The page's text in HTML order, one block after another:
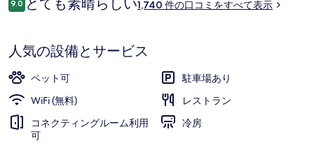
ー
は
す
コ
9.010段階中9.0
とても素晴らしい1,740 件の口コミをすべて表示
人気の設備とサービス
ペット可
駐車場あり
WiFi (無料)
レストラン
コネクティングルーム利用
可
冷房